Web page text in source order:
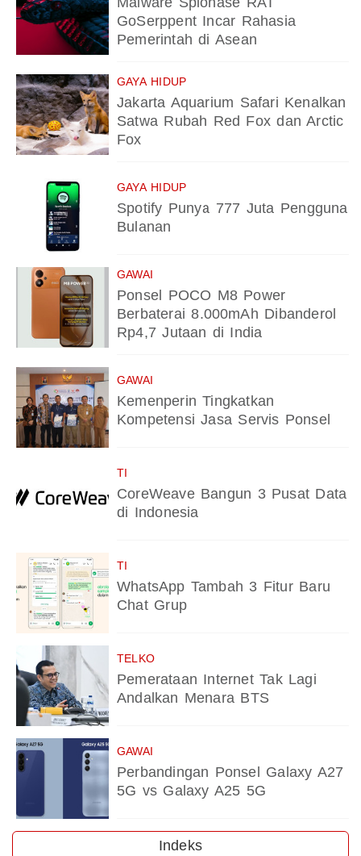
GoSerppent Incar Rahasia
Pemerintah di Asean
GAYA HIDUP
Jakarta Aquarium Safari Kenalkan
Satwa Rubah Red Fox dan Arctic
Fox
GAYA HIDUP
Spotify Punya 777 Juta Pengguna
Bulanan
GAWAI
Ponsel POCO M8 Power
Berbaterai 8.000mAh Dibanderol
Rp4,7 Jutaan di India
GAWAI
Kemenperin Tingkatkan
Kompetensi Jasa Servis Ponsel
TI
CoreWeave Bangun 3 Pusat Data
di Indonesia
TI
WhatsApp Tambah 3 Fitur Baru
Chat Grup
TELKO
Pemerataan Internet Tak Lagi
Andalkan Menara BTS
GAWAI
Perbandingan Ponsel Galaxy A27
5G vs Galaxy A25 5G
Indeks